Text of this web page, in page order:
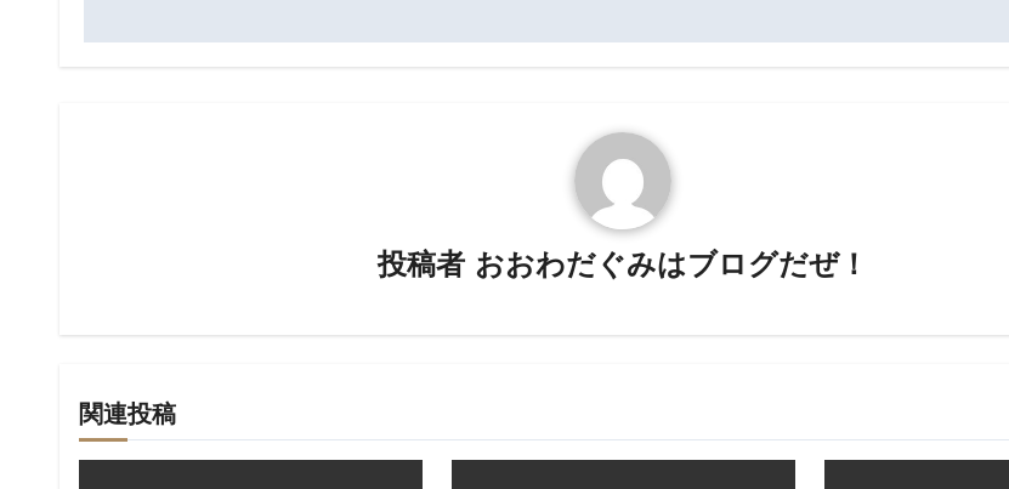
ナ
投稿者 おおわだぐみはブログだぜ！
関連投稿